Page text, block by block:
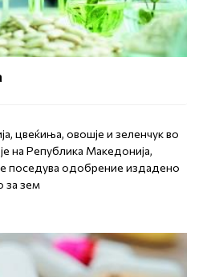
цвеќиња, овошје и зеленчук во
на Република Македонија,
поседува одобрение издадено
за зем